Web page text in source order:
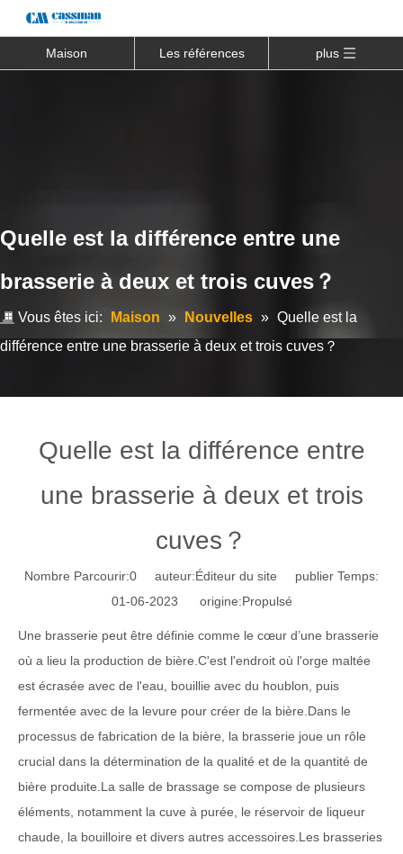
Maison Les références plus
Quelle est la différence entre une
brasserie à deux et trois cuves？
Vous êtes ici: Maison » Nouvelles » Quelle est la
différence entre une brasserie à deux et trois cuves？
Quelle est la différence entre
une brasserie à deux et trois
cuves？
Nombre Parcourir:0 auteur:Éditeur du site publier Temps:
01-06-2023 origine:Propulsé
Une brasserie peut être définie comme le cœur d’une brasserie
où a lieu la production de bière.C'est l'endroit où l'orge maltée
est écrasée avec de l'eau, bouillie avec du houblon, puis
fermentée avec de la levure pour créer de la bière.Dans le
processus de fabrication de la bière, la brasserie joue un rôle
crucial dans la détermination de la qualité et de la quantité de
bière produite.La salle de brassage se compose de plusieurs
éléments, notamment la cuve à purée, le réservoir de liqueur
chaude, la bouilloire et divers autres accessoires.Les brasseries